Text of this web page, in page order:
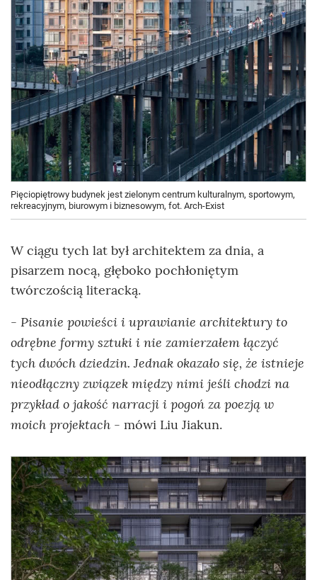
Pięciopiętrowy budynek jest zielonym centrum kulturalnym, sportowym,
rekreacyjnym, biurowym i biznesowym, fot. Arch-Exist
W ciągu tych lat był architektem za dnia, a
pisarzem nocą, głęboko pochłoniętym
twórczością literacką.
- Pisanie powieści i uprawianie architektury to
odrębne formy sztuki i nie zamierzałem łączyć
tych dwóch dziedzin. Jednak okazało się, że istnieje
nieodłączny związek między nimi jeśli chodzi na
przykład o jakość narracji i pogoń za poezją w
moich projektach - mówi Liu Jiakun.